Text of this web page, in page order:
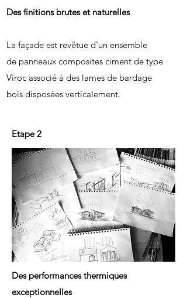
Des finitions brutes et naturelles
La façade est revêtue d'un ensemble
de panneaux composites ciment de type
Viroc associé à des lames de bardage
bois disposées verticalement.
Etape 2
Des performances thermiques
exceptionnelles